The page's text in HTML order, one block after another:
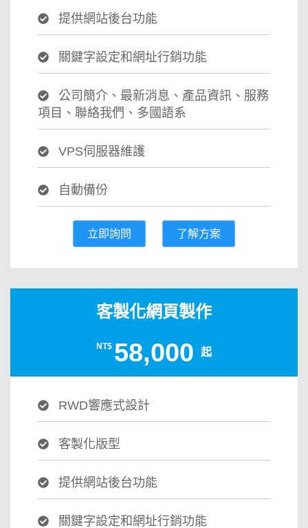
提供網站後台功能
關鍵字設定和網址行銷功能
公司簡介、最新消息、產品資訊、服務
項目、聯絡我們、多國語系
VPS伺服器維護
自動備份
立即詢問 了解方案
客製化網頁製作
NT$ 58,000 起
RWD響應式設計
客製化版型
提供網站後台功能
關鍵字設定和網址行銷功能